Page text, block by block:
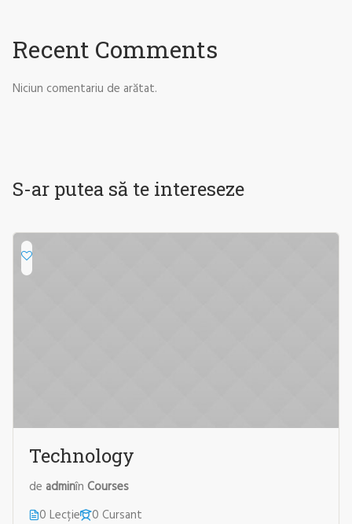
Recent Comments
Niciun comentariu de arătat.
S-ar putea să te intereseze
Technology
de adminîn Courses
0 Lecție
0 Cursant